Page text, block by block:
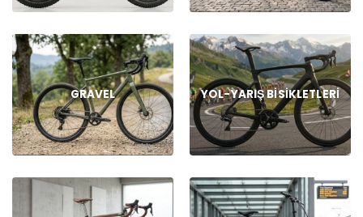
GRAVEL YOL-YARIŞ BISIKLETLERI